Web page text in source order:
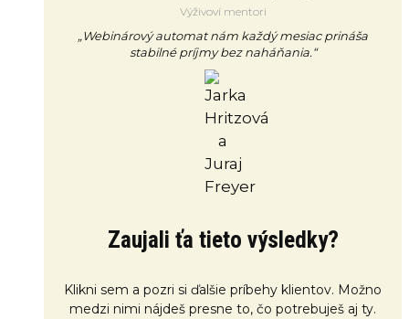
Výživoví mentori
„Webinárový automat nám každý mesiac prináša
stabilné príjmy bez naháňania.“
Zaujali ťa tieto výsledky?
Klikni sem a pozri si ďalšie príbehy klientov. Možno
medzi nimi nájdeš presne to, čo potrebuješ aj ty.